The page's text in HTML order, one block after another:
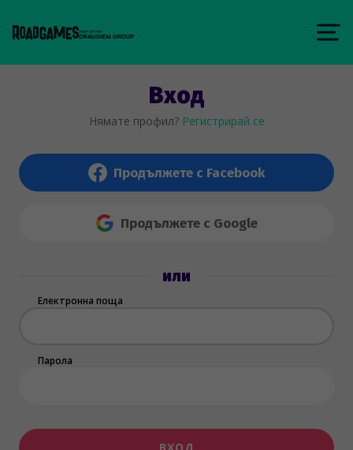
Вход
Нямате профил? Регистрирай се
Продължете с Facebook
Продължете с Google
или
Електронна поща
Парола